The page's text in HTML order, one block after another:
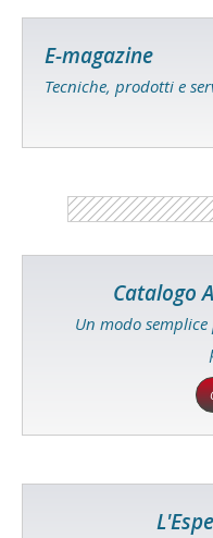
E-magazine
Tecniche, prodotti e
Catalogo
Un modo